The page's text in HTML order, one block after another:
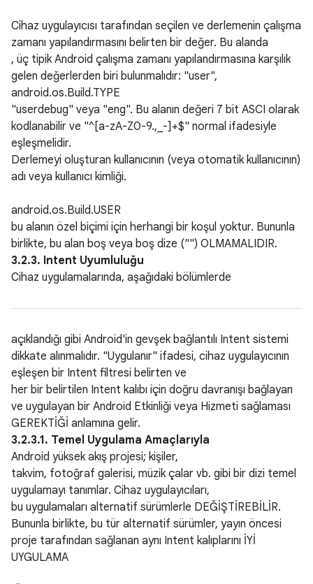
Cihaz uygulayıcısı tarafından seçilen ve derlemenin çalışma
zamanı yapılandırmasını belirten bir değer. Bu alanda
, üç tipik Android çalışma zamanı yapılandırmasına karşılık
gelen değerlerden biri bulunmalıdır: "user",
android.os.Build.TYPE
"userdebug" veya "eng". Bu alanın değeri 7 bit ASCI olarak
kodlanabilir ve "^[a-zA-Z0-9.,_-]+$" normal ifadesiyle
eşleşmelidir.
Derlemeyi oluşturan kullanıcının (veya otomatik kullanıcının)
adı veya kullanıcı kimliği.
android.os.Build.USER
bu alanın özel biçimi için herhangi bir koşul yoktur. Bununla
birlikte, bu alan boş veya boş dize ("") OLMAMALIDIR.
3.2.3. Intent Uyumluluğu
Cihaz uygulamalarında, aşağıdaki bölümlerde
açıklandığı gibi Android'in gevşek bağlantılı Intent sistemi
dikkate alınmalıdır. "Uygulanır" ifadesi, cihaz uygulayıcının
eşleşen bir Intent filtresi belirten ve
her bir belirtilen Intent kalıbı için doğru davranışı bağlayan
ve uygulayan bir Android Etkinliği veya Hizmeti sağlaması
GEREKTİĞİ anlamına gelir.
3.2.3.1. Temel Uygulama Amaçlarıyla
Android yüksek akış projesi; kişiler,
takvim, fotoğraf galerisi, müzik çalar vb. gibi bir dizi temel
uygulamayı tanımlar. Cihaz uygulayıcıları,
bu uygulamaları alternatif sürümlerle DEĞİŞTİREBİLİR.
Bununla birlikte, bu tür alternatif sürümler, yayın öncesi
proje tarafından sağlanan aynı Intent kalıplarını İYİ
UYGULAMA